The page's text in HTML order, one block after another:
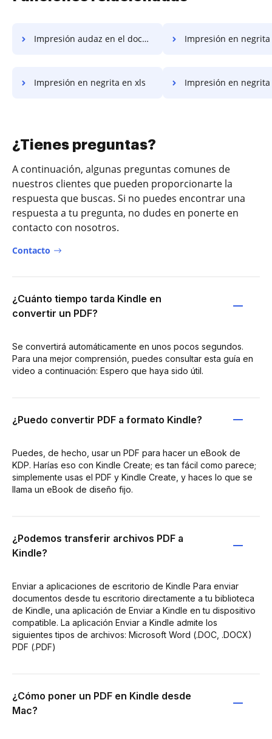
Impresión audaz en el documento Impresión en
Impresión en negrita en xls Impresión en negrita
¿Tienes preguntas?
A continuación, algunas preguntas comunes de
nuestros clientes que pueden proporcionarte la
respuesta que buscas. Si no puedes encontrar una
respuesta a tu pregunta, no dudes en ponerte en
contacto con nosotros.
Contacto
¿Cuánto tiempo tarda Kindle en
convertir un PDF?
Se convertirá automáticamente en unos pocos segundos.
Para una mejor comprensión, puedes consultar esta guía en
video a continuación: Espero que haya sido útil.
¿Puedo convertir PDF a formato Kindle?
Puedes, de hecho, usar un PDF para hacer un eBook de
KDP. Harías eso con Kindle Create; es tan fácil como parece;
simplemente usas el PDF y Kindle Create, y haces lo que se
llama un eBook de diseño fijo.
¿Podemos transferir archivos PDF a
Kindle?
Enviar a aplicaciones de escritorio de Kindle Para enviar
documentos desde tu escritorio directamente a tu biblioteca
de Kindle, una aplicación de Enviar a Kindle en tu dispositivo
compatible. La aplicación Enviar a Kindle admite los
siguientes tipos de archivos: Microsoft Word (.DOC, .DOCX)
PDF (.PDF)
¿Cómo poner un PDF en Kindle desde
Mac?